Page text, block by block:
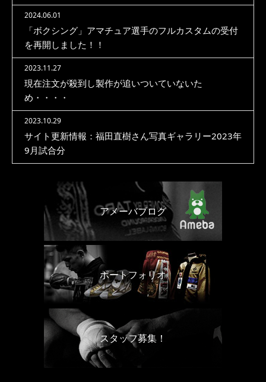
2024.06.01
「ボクシング」アマチュア選手のフルカスタムの受付
を再開しました！！
2023.11.27
現在注文が殺到し製作が追いついていないた
め・・・・
2023.10.29
サイト更新情報：福田直樹さん写真ギャラリー2023年
9月試合分
アメーバブログ
ポートフォリオ
スタッフ募集！